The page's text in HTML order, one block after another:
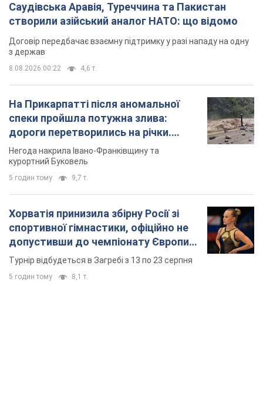
Саудівська Аравія, Туреччина та Пакистан
створили азійський аналог НАТО: що відомо
Договір передбачає взаємну підтримку у разі нападу на одну
з держав
8.08.2026 00:22 4,6 т.
На Прикарпатті після аномальної
спеки пройшла потужна злива:
дороги перетворились на річки.
Відео
Негода накрила Івано-Франківщину та
курортний Буковель
5 годин тому 9,7 т.
Хорватія принизила збірну Росії зі
спортивної гімнастики, офіційно не
допустивши до чемпіонату Європи
основних спортсменів
Турнір відбудеться в Загребі з 13 по 23 серпня
5 годин тому 8,1 т.